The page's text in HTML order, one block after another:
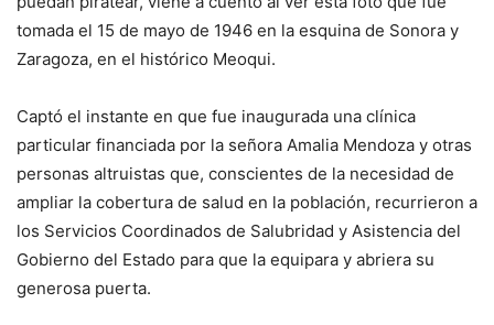
tomada el 15 de mayo de 1946 en la esquina de Sonora y
Zaragoza, en el histórico Meoqui.
Captó el instante en que fue inaugurada una clínica
particular financiada por la señora Amalia Mendoza y otras
personas altruistas que, conscientes de la necesidad de
ampliar la cobertura de salud en la población, recurrieron a
los Servicios Coordinados de Salubridad y Asistencia del
Gobierno del Estado para que la equipara y abriera su
generosa puerta.